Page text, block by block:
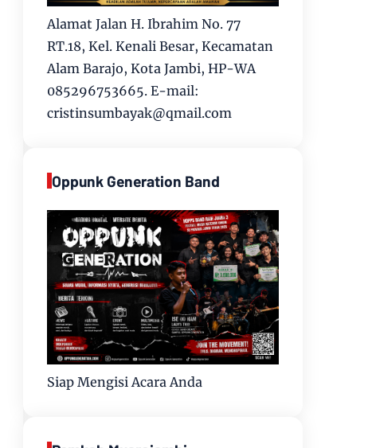
Alamat Jalan H. Ibrahim No. 77
RT.18, Kel. Kenali Besar, Kecamatan
Alam Barajo, Kota Jambi, HP-WA
085296753665. E-mail:
cristinsumbayak@qmail.com
Oppunk Generation Band
Siap Mengisi Acara Anda